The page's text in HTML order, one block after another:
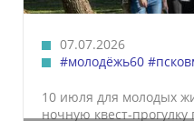
07.07.2026
#молодёжь60
10 июля для молодых
ночную квест-